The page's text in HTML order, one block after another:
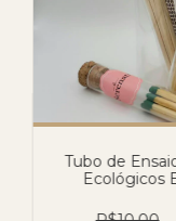
Tubo de
Ecológicos